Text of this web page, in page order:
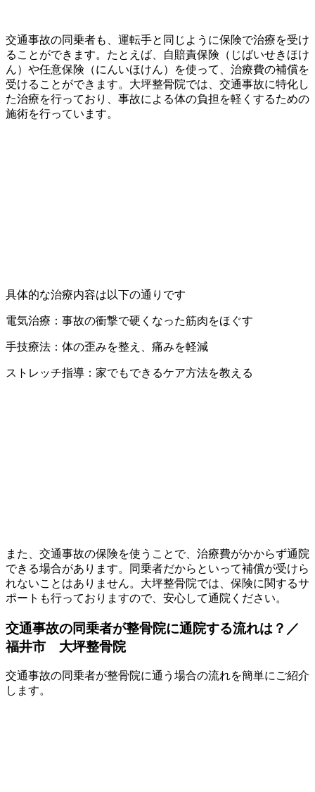
交通事故の同乗者も、運転手と同じように保険で治療を受け
ることができます。たとえば、自賠責保険（じばいせきほけ
ん）や任意保険（にんいほけん）を使って、治療費の補償を
受けることができます。大坪整骨院では、交通事故に特化し
た治療を行っており、事故による体の負担を軽くするための
施術を行っています。
具体的な治療内容は以下の通りです
電気治療：事故の衝撃で硬くなった筋肉をほぐす
手技療法：体の歪みを整え、痛みを軽減
ストレッチ指導：家でもできるケア方法を教える
また、交通事故の保険を使うことで、治療費がかからず通院
できる場合があります。同乗者だからといって補償が受けら
れないことはありません。大坪整骨院では、保険に関するサ
ポートも行っておりますので、安心して通院ください。
交通事故の同乗者が整骨院に通院する流れは？／
福井市 大坪整骨院
交通事故の同乗者が整骨院に通う場合の流れを簡単にご紹介
します。